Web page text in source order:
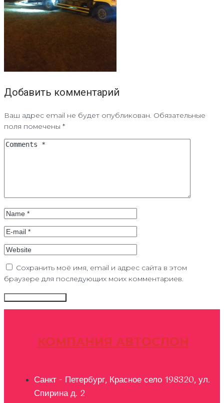
Добавить комментарий
Ваш адрес email не будет опубликован. Обязательные
поля помечены *
Сохранить моё имя, email и адрес сайта в этом
браузере для последующих моих комментариев.
КОМПАНИЯ АВТОСЛОН
Санкт - Петербург, Красное село 198320, ул.
Спирина д. 2